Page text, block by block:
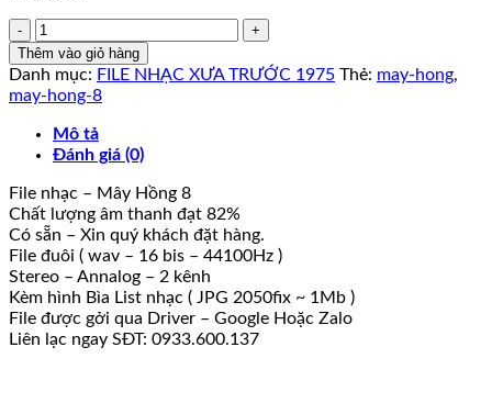
Mây
Hồng
8
số
Thêm vào giỏ hàng
Danh mục: FILE NHẠC XƯA TRƯỚC 1975 Thẻ: may-hong,
may-hong-8
Mô tả
Đánh giá (0)
File nhạc – Mây Hồng 8
Chất lượng âm thanh đạt 82%
Có sẵn – Xin quý khách đặt hàng.
File đuôi ( wav – 16 bis – 44100Hz )
Stereo – Annalog – 2 kênh
Kèm hình Bìa List nhạc ( JPG 2050fix ~ 1Mb )
File được gởi qua Driver – Google Hoặc Zalo
Liên lạc ngay SĐT: 0933.600.137